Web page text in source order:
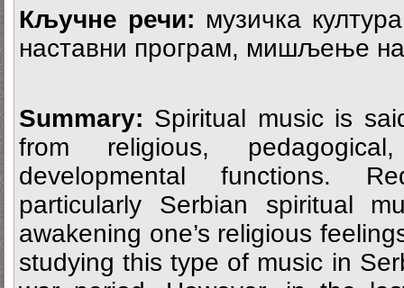
Кључне речи: музичка
наставни програм, мишљење
Summary: Spiritual music is
from religious,
developmental functions.
particularly Serbian spiritual
awakening one’s religious
studying this type of music in